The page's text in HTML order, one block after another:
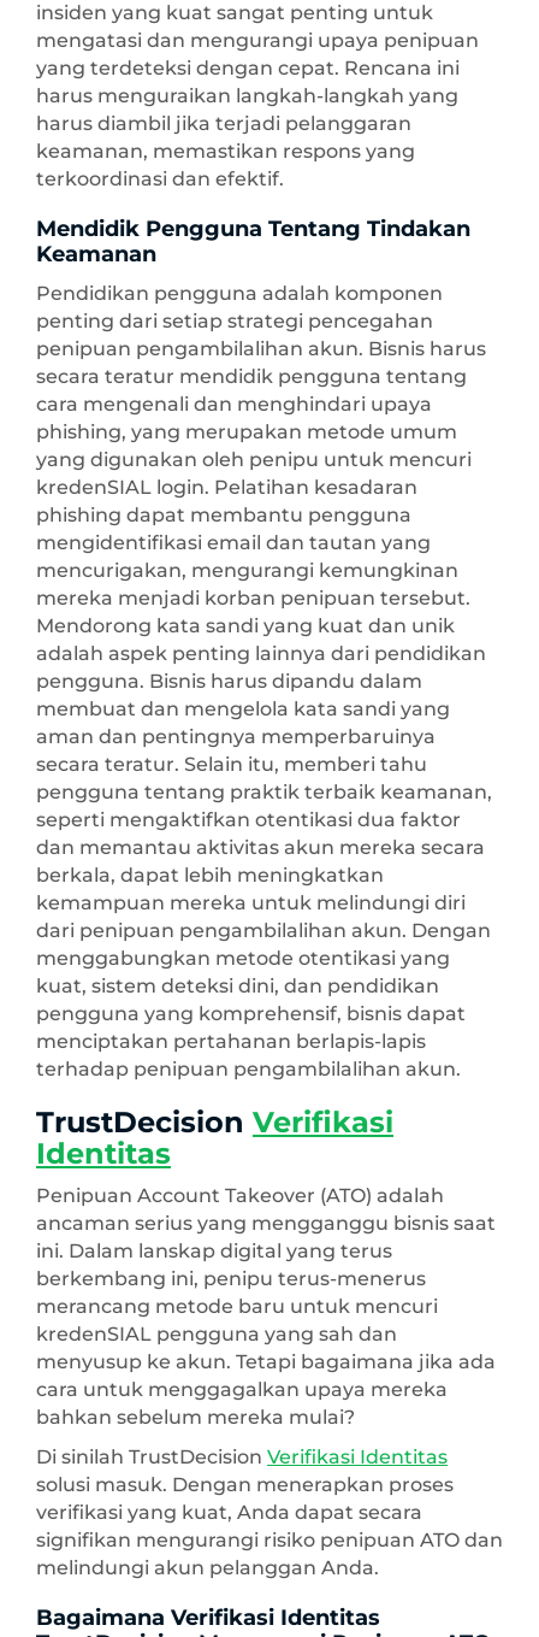
insiden yang kuat sangat penting untuk
mengatasi dan mengurangi upaya penipuan
yang terdeteksi dengan cepat. Rencana ini
harus menguraikan langkah-langkah yang
harus diambil jika terjadi pelanggaran
keamanan, memastikan respons yang
terkoordinasi dan efektif.
Mendidik Pengguna Tentang Tindakan
Keamanan
Pendidikan pengguna adalah komponen
penting dari setiap strategi pencegahan
penipuan pengambilalihan akun. Bisnis harus
secara teratur mendidik pengguna tentang
cara mengenali dan menghindari upaya
phishing, yang merupakan metode umum
yang digunakan oleh penipu untuk mencuri
kredenSIAL login. Pelatihan kesadaran
phishing dapat membantu pengguna
mengidentifikasi email dan tautan yang
mencurigakan, mengurangi kemungkinan
mereka menjadi korban penipuan tersebut.
Mendorong kata sandi yang kuat dan unik
adalah aspek penting lainnya dari pendidikan
pengguna. Bisnis harus dipandu dalam
membuat dan mengelola kata sandi yang
aman dan pentingnya memperbaruinya
secara teratur. Selain itu, memberi tahu
pengguna tentang praktik terbaik keamanan,
seperti mengaktifkan otentikasi dua faktor
dan memantau aktivitas akun mereka secara
berkala, dapat lebih meningkatkan
kemampuan mereka untuk melindungi diri
dari penipuan pengambilalihan akun. Dengan
menggabungkan metode otentikasi yang
kuat, sistem deteksi dini, dan pendidikan
pengguna yang komprehensif, bisnis dapat
menciptakan pertahanan berlapis-lapis
terhadap penipuan pengambilalihan akun.
TrustDecision Verifikasi
Identitas
Penipuan Account Takeover (ATO) adalah
ancaman serius yang mengganggu bisnis saat
ini. Dalam lanskap digital yang terus
berkembang ini, penipu terus-menerus
merancang metode baru untuk mencuri
kredenSIAL pengguna yang sah dan
menyusup ke akun. Tetapi bagaimana jika ada
cara untuk menggagalkan upaya mereka
bahkan sebelum mereka mulai?
Di sinilah TrustDecision Verifikasi Identitas
solusi masuk. Dengan menerapkan proses
verifikasi yang kuat, Anda dapat secara
signifikan mengurangi risiko penipuan ATO dan
melindungi akun pelanggan Anda.
Bagaimana Verifikasi Identitas